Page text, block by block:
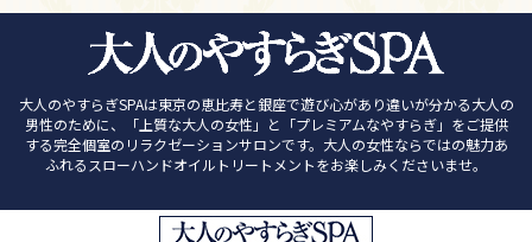
大人のやすらぎSPAは東京の恵比寿と銀座で遊び心があり違いが分かる大人の
男性のために、「上質な大人の女性」と「プレミアムなやすらぎ」をご提供
する完全個室のリラクゼーションサロンです。大人の女性ならではの魅力あ
ふれるスローハンドオイルトリートメントをお楽しみくださいませ。